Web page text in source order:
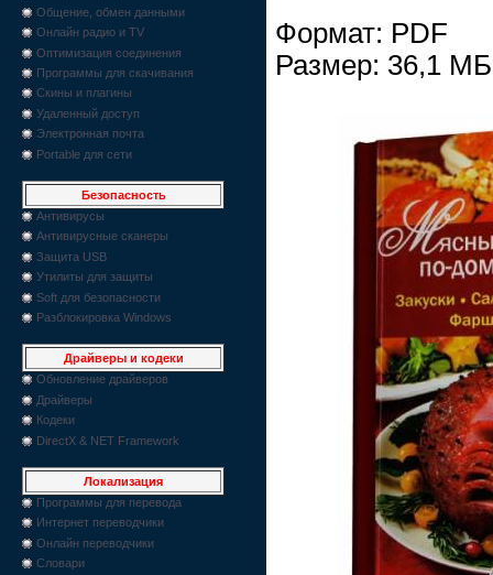
Общение, обмен данными
Онлайн радио и TV
Оптимизация соединения
Программы для скачивания
Скины и плагины
Удаленный доступ
Электронная почта
Portable для сети
Безопасность
Антивирусы
Антивирусные сканеры
Защита USB
Утилиты для защиты
Soft для безопасности
Разблокировка Windows
Драйверы и кодеки
Обновление драйверов
Драйверы
Кодеки
DirectX & NET Framework
Локализация
Программы для перевода
Интернет переводчики
Онлайн переводчики
Словари
Формат: PDF
Размер: 36,1 МБ